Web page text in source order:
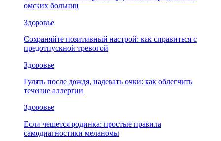
омских больниц
Здоровье
Сохраняйте позитивный настрой: как справиться с
предотпускной тревогой
Здоровье
Гулять после дождя, надевать очки: как облегчить
течение аллергии
Здоровье
Если чешется родинка: простые правила
самодиагностики меланомы